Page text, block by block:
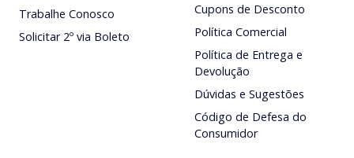
Trabalhe Conosco
Solicitar 2º via Boleto
Cupons de Desconto
Política Comercial
Política de Entrega e
Devolução
Dúvidas e Sugestões
Código de Defesa do
Consumidor